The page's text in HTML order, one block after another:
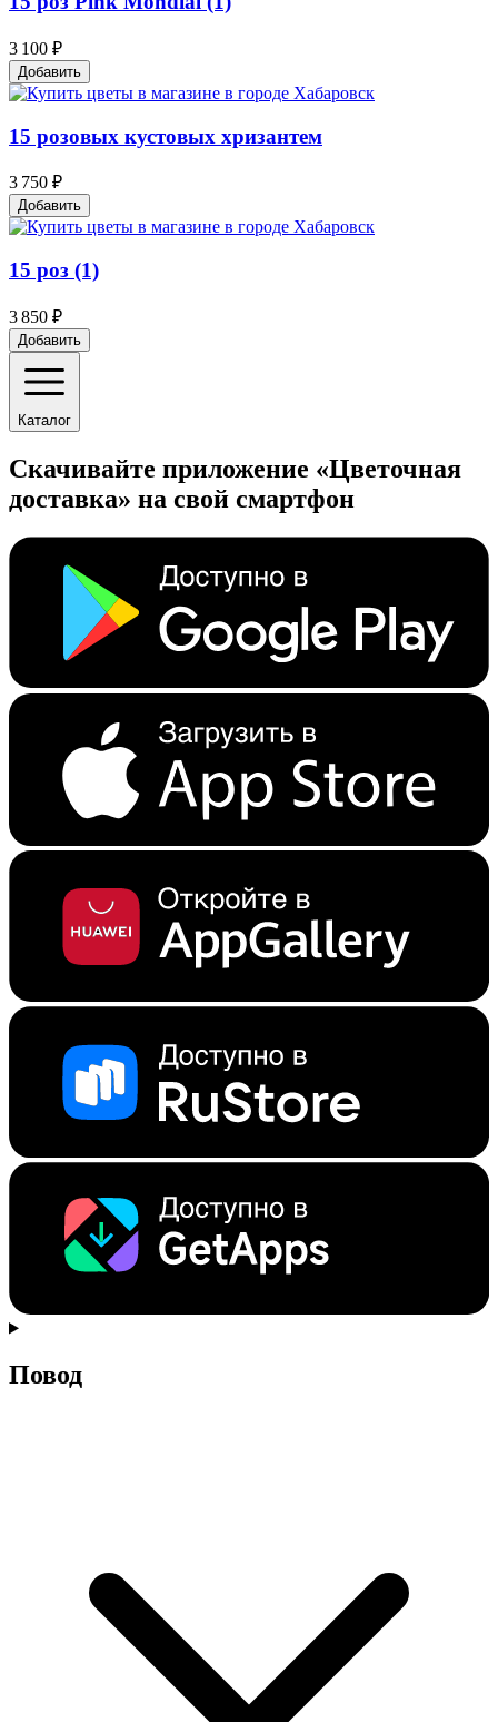
3 100 ₽
Добавить
15 розовых кустовых хризантем
3 750 ₽
Добавить
15 роз (1)
3 850 ₽
Добавить
Каталог
Скачивайте приложение «Цветочная
доставка» на свой смартфон
Повод